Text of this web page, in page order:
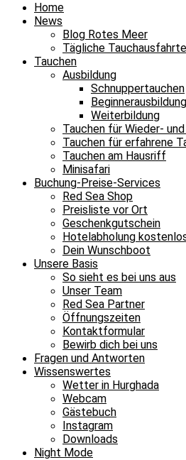
Home
News
Blog Rotes Meer
Tägliche
Tauchen
Ausbildung
Schnuppertauchen
Beginnerausbildung
Weiterbildung
Tauchen für Wieder-
Tauchen für erfahrene
Tauchen am Hausriff
Minisafari
Buchung-Preise-Services
Red Sea Shop
Preisliste vor Ort
Geschenkgutschein
Hotelabholung
Dein Wunschboot
Unsere Basis
So sieht es bei uns aus
Unser Team
Red Sea Partner
Öffnungszeiten
Kontaktformular
Bewirb dich bei uns
Fragen und Antworten
Wissenswertes
Wetter in Hurghada
Webcam
Gästebuch
Instagram
Downloads
Night Mode